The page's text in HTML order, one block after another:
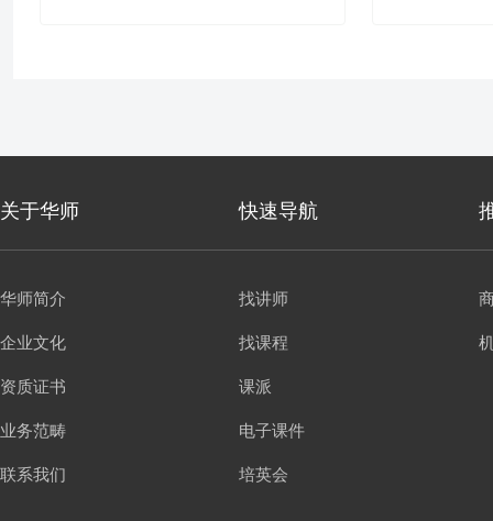
关于华师 快速导航
华师简介
企业文化
资质证书
业务范畴
联系我们
找讲师
找课程
课派
电子课件
培英会